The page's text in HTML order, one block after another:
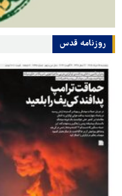
روزنامه قدس